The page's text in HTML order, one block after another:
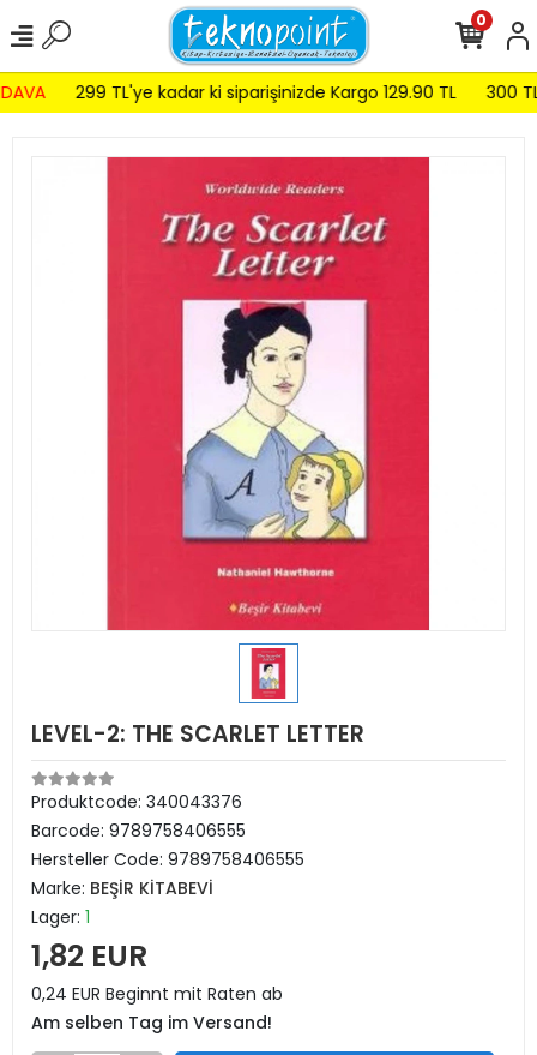
299 TL'ye kadar ki siparişinizde Kargo 129.90 TL 300
0
LEVEL-2: THE SCARLET LETTER
Produktcode: 340043376
Barcode: 9789758406555
Hersteller Code: 9789758406555
Marke: BEŞİR KİTABEVİ
Lager: 1
1,82 EUR
0,24 EUR Beginnt mit Raten ab
Am selben Tag im Versand!